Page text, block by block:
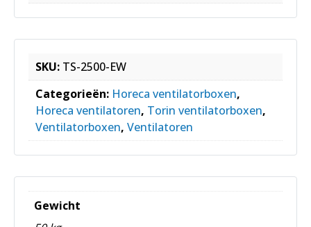
SKU: TS-2500-EW
Categorieën: Horeca ventilatorboxen,
Horeca ventilatoren, Torin ventilatorboxen,
Ventilatorboxen, Ventilatoren
Gewicht